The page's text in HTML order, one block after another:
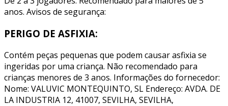
anos. Avisos de segurança:
PERIGO DE ASFIXIA:
Contém peças pequenas que podem causar asfixia se
ingeridas por uma criança. Não recomendado para
crianças menores de 3 anos. Informações do fornecedor:
Nome: VALUVIC MONTEQUINTO, SL Endereço: AVDA. DE
LA INDUSTRIA 12, 41007, SEVILHA, SEVILHA,